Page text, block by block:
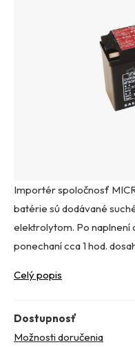
Importér spoločnosť
batérie sú dodávané
elektrolytom. Po naplnení
ponechaní cca 1 hod.
Celý popis
Dostupnosť
Možnosti doručenia